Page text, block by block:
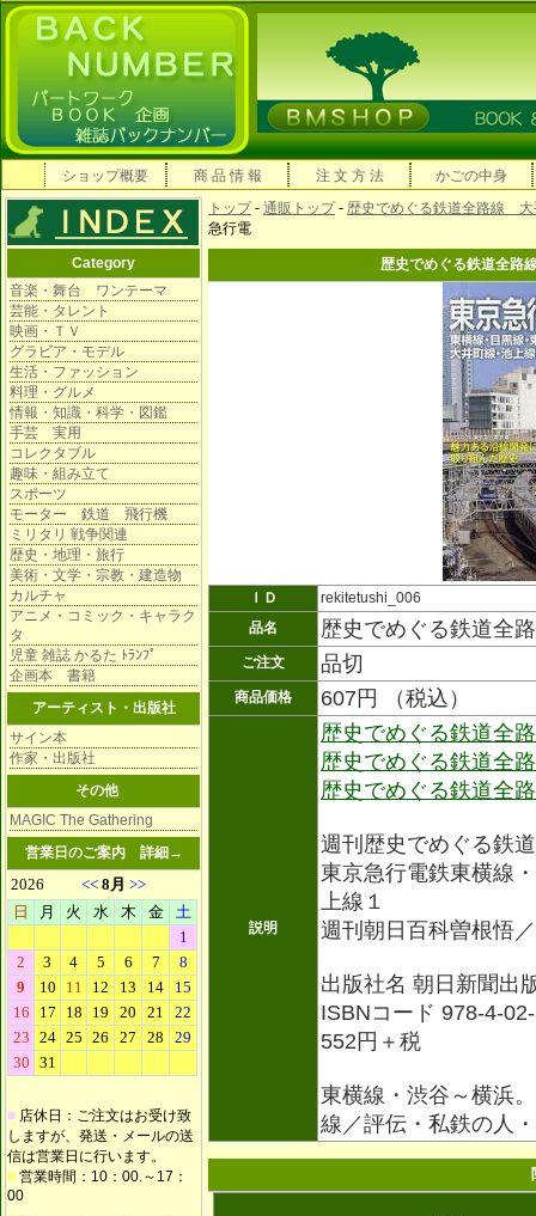
ショップ概要 商 品 情 報 注 文 方 法 かごの中身
Category
音楽・舞台 ワンテーマ
芸能・タレント
映画・ＴＶ
グラビア・モデル
生活・ファッション
料理・グルメ
情報・知識・科学・図鑑
手芸 実用
コレクタブル
趣味・組み立て
スポーツ
モーター 鉄道 飛行機
ミリタリ 戦争関連
歴史・地理・旅行
美術・文学・宗教・建造物
カルチャ
アニメ・コミック・キャラク
タ
児童 雑誌 かるた ﾄﾗﾝﾌﾟ
企画本 書籍
アーティスト・出版社
サイン本
作家・出版社
その他
MAGIC The Gathering
営業日のご案内 詳細→
■ 店休日：ご注文はお受け致
しますが、発送・メールの送
信は営業日に行います。
■ 営業時間：10：00.～17：
00
トップ- 通販トップ- 歴史でめぐる鉄道全路線 大
急行電
歴史でめぐる鉄道全
ＩＤ
rekitetushi_006
品名
歴史でめぐる鉄道
ご注文 品切
商品価格 607円 （税込）
説明
歴史でめぐる鉄道全
歴史でめぐる鉄道全
歴史でめぐる鉄道全
週刊歴史でめぐる鉄
東京急行電鉄東横線
上線１
週刊朝日百科曽根悟
出版社名 朝日新聞出
ISBNコード 978-4-
552円＋税
東横線・渋谷～横浜
線／評伝・私鉄の人